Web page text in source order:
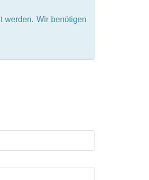
werden. Wir benötigen